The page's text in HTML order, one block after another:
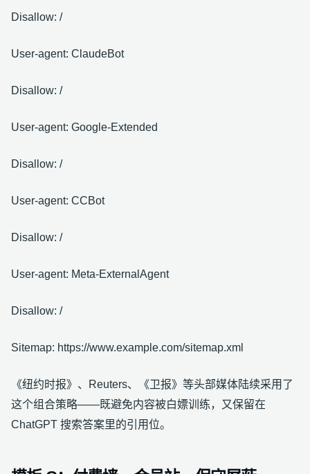
Disallow: /
User-agent: ClaudeBot
Disallow: /
User-agent: Google-Extended
Disallow: /
User-agent: CCBot
Disallow: /
User-agent: Meta-ExternalAgent
Disallow: /
Sitemap: https://www.example.com/sitemap.xml
《纽约时报》、Reuters、《卫报》等头部媒体陆续采用了
这个组合策略——既避免内容被白嫖训练，又保留在
ChatGPT 搜索答案里的引用位。